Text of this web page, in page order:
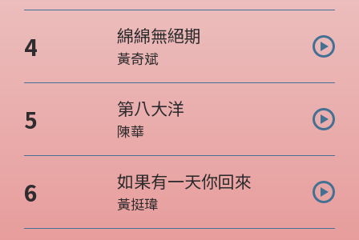
4 曲目名稱:
綿綿無絕期
表演人:
黃奇斌
5 曲目名稱:
第八大洋
表演人:
陳華
6 曲目名稱:
如果有一天你回來
表演人:
黃挺瑋